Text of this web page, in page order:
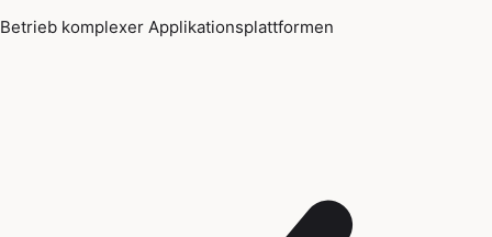
Betrieb komplexer Applikationsplattformen